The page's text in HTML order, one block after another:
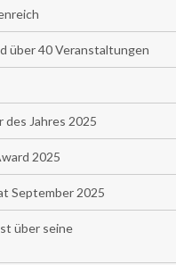
über 40 Veranstaltungen
Jahres 2025
2025
September 2025
über seine